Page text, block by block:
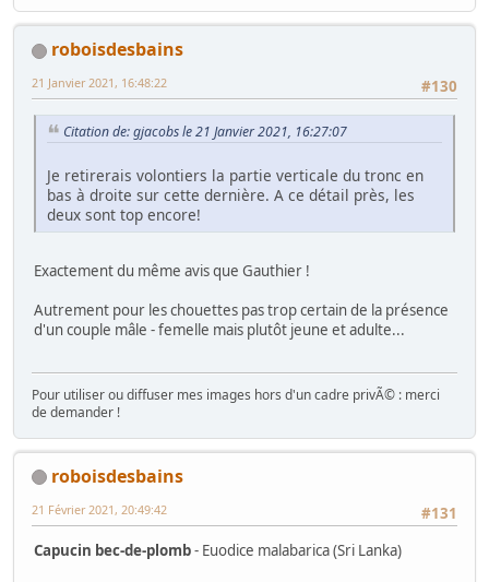
roboisdesbains
#130
21 Janvier 2021, 16:48:22
Citation de: gjacobs le 21 Janvier 2021, 16:27:07
Je retirerais volontiers la partie verticale du tronc en
bas à droite sur cette dernière. A ce détail près, les
deux sont top encore!
Exactement du même avis que Gauthier !
Autrement pour les chouettes pas trop certain de la présence
d'un couple mâle - femelle mais plutôt jeune et adulte...
Pour utiliser ou diffuser mes images hors d'un cadre privÃ© : merci
de demander !
roboisdesbains
#131
21 Février 2021, 20:49:42
Capucin bec-de-plomb- Euodice malabarica (Sri Lanka)